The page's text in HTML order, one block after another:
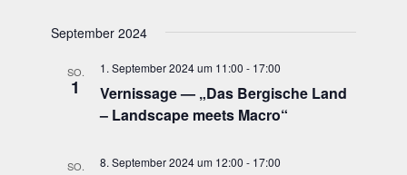
September 2024
SO.
1
Ver­nis­sa­ge — „Das Ber­gi­sche Land
– Land­scape meets Macro“
1. September 2024 um 11:00 - 17:00
SO. 8. September 2024 um 12:00 - 17:00